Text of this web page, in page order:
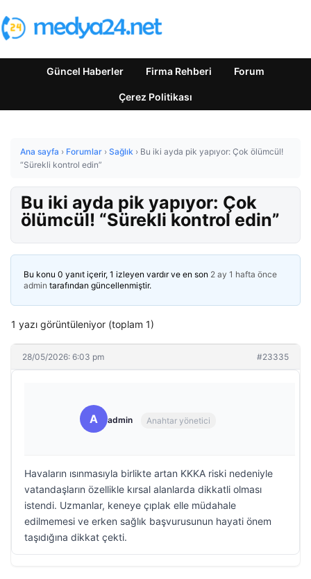
Güncel Haberler Firma Rehberi Forum
Çerez Politikası
Ana sayfa › Forumlar › Sağlık › Bu iki ayda pik yapıyor: Çok ölümcül!
“Sürekli kontrol edin”
Bu iki ayda pik yapıyor: Çok
ölümcül! “Sürekli kontrol edin”
Bu konu 0 yanıt içerir, 1 izleyen vardır ve en son 2 ay 1 hafta önce
admin tarafından güncellenmiştir.
1 yazı görüntüleniyor (toplam 1)
28/05/2026: 6:03 pm #23335
A admin Anahtar yönetici
Havaların ısınmasıyla birlikte artan KKKA riski nedeniyle
vatandaşların özellikle kırsal alanlarda dikkatli olması
istendi. Uzmanlar, keneye çıplak elle müdahale
edilmemesi ve erken sağlık başvurusunun hayati önem
taşıdığına dikkat çekti.